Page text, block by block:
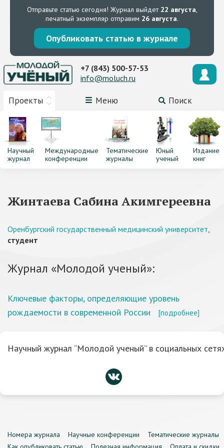
Отправьте статью сегодня! Журнал выйдет 22 августа,
печатный экземпляр отправим 26 августа.
Опубликовать статью в журнале
Проекты Меню Поиск
+7 (843) 500-57-53
info@moluch.ru
Научный
журнал
Международные
конференции
Тематические
журналы
Юный
ученый
Издание
книг
Жинтаева Сабина Акимгереевна
Оренбургский государственный медицинский университет,
студент
Журнал «Молодой ученый»:
Ключевые факторы, определяющие уровень
рождаемости в современной России
[подробнее]
Научный журнал “Молодой ученый” в социальных
Номера журнала Научные конференции
Тематические журналы